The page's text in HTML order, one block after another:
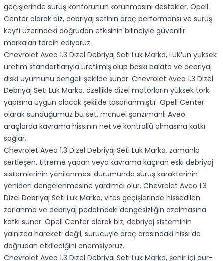
geçişlerinde sürüş konforunun korunmasını destekler. Opell
Center olarak biz, debriyaj setinin araç performansı ve sürüş
keyfi üzerindeki doğrudan etkisinin bilinciyle güvenilir
markaları tercih ediyoruz.
Chevrolet Aveo 1.3 Dizel Debriyaj Seti Luk Marka, LUK’un yüksek
üretim standartlarıyla üretilmiş olup baskı balata ve debriyaj
diski uyumunu dengeli şekilde sunar. Chevrolet Aveo 1.3 Dizel
Debriyaj Seti Luk Marka, özellikle dizel motorların yüksek tork
yapısına uygun olacak şekilde tasarlanmıştır. Opell Center
olarak sunduğumuz bu set, manuel şanzımanlı Aveo
araçlarda kavrama hissinin net ve kontrollü olmasına katkı
sağlar.
Chevrolet Aveo 1.3 Dizel Debriyaj Seti Luk Marka, zamanla
sertleşen, titreme yapan veya kavrama kaçıran eski debriyaj
sistemlerinin yenilenmesi durumunda sürüş karakterinin
yeniden dengelenmesine yardımcı olur. Chevrolet Aveo 1.3
Dizel Debriyaj Seti Luk Marka, vites geçişlerinde hissedilen
zorlanma ve debriyaj pedalındaki dengesizliğin azalmasına
katkı sunar. Opell Center olarak biz, debriyaj sisteminin
yalnızca hareketi değil, sürücüyle araç arasındaki hissi de
doğrudan etkilediğini önemsiyoruz.
Chevrolet Aveo 1.3 Dizel Debriyaj Seti Luk Marka, şehir içi dur-